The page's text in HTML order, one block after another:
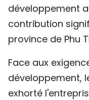
développement
contribution
province de Phu
Face aux
développement,
exhorté